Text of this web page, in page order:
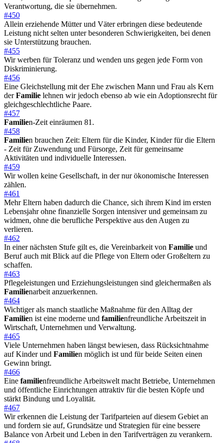
Verantwortung, die sie übernehmen.
#450
Allein erziehende Mütter und Väter erbringen diese bedeutende
Leistung nicht selten unter besonderen Schwierigkeiten, bei denen
sie Unterstützung brauchen.
#455
Wir werben für Toleranz und wenden uns gegen jede Form von
Diskriminierung.
#456
Eine Gleichstellung mit der Ehe zwischen Mann und Frau als Kern
derFamilie lehnen wir jedoch ebenso ab wie ein Adoptionsrecht für
gleichgeschlechtliche Paare.
#457
Familien-Zeit einräumen 81.
#458
Familien brauchen Zeit: Eltern für die Kinder, Kinder für die Eltern
- Zeit für Zuwendung und Fürsorge, Zeit für gemeinsame
Aktivitäten und individuelle Interessen.
#459
Wir wollen keine Gesellschaft, in der nur ökonomische Interessen
zählen.
#461
Mehr Eltern haben dadurch die Chance, sich ihrem Kind im ersten
Lebensjahr ohne finanzielle Sorgen intensiver und gemeinsam zu
widmen, ohne die berufliche Perspektive aus den Augen zu
verlieren.
#462
In einer nächsten Stufe gilt es, die Vereinbarkeit von Familie und
Beruf auch mit Blick auf die Pflege von Eltern oder Großeltern zu
schaffen.
#463
Pflegeleistungen und Erziehungsleistungen sind gleichermaßen als
Familienarbeit anzuerkennen.
#464
Wichtiger als manch staatliche Maßnahme für den Alltag der
Familien ist eine moderne und familienfreundliche Arbeitszeit in
Wirtschaft, Unternehmen und Verwaltung.
#465
Viele Unternehmen haben längst bewiesen, dass Rücksichtnahme
auf Kinder und Familien möglich ist und für beide Seiten einen
Gewinn bringt.
#466
Eine familienfreundliche Arbeitswelt macht Betriebe, Unternehmen
und öffentliche Einrichtungen attraktiv für die besten Köpfe und
stärkt Bindung und Loyalität.
#467
Wir erkennen die Leistung der Tarifparteien auf diesem Gebiet an
und fordern sie auf, Grundsätze und Strategien für eine bessere
Balance von Arbeit und Leben in den Tarifverträgen zu verankern.